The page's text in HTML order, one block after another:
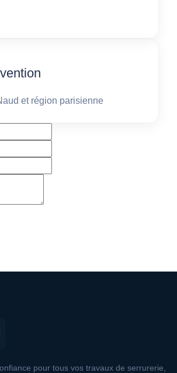
et région parisienne
pour tous vos travaux de serrurerie,